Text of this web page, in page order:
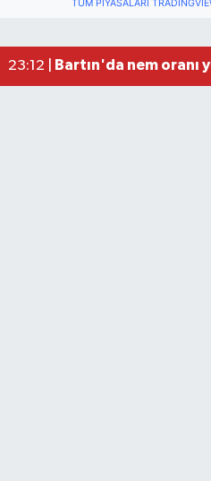
TÜM PIYASALARI
23:12 |
Bartın'da nem oranı